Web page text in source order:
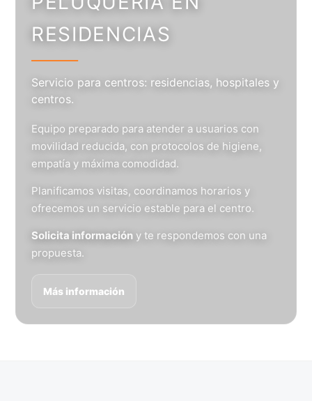
RESIDENCIAS
Servicio para centros: residencias, hospitales y
centros.
Equipo preparado para atender a usuarios con
movilidad reducida, con protocolos de higiene,
empatía y máxima comodidad.
Planificamos visitas, coordinamos horarios y
ofrecemos un servicio estable para el centro.
Solicita información y te respondemos con una
propuesta.
Más información